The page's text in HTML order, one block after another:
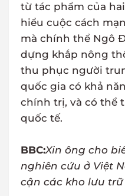
từ tác phẩm của
hiểu cuộc cách
mà chính thể Ngô
dựng khắp nông
thu phục người
quốc gia có khả
chính trị, và có thể
quốc tế.
BBC:Xin ông cho
nghiên cứu ở Việt
cận các kho lưu